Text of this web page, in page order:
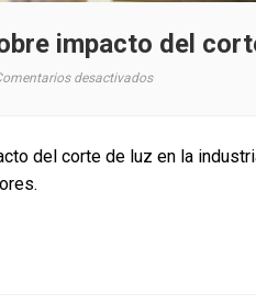
impacto del
desactivadosen
sobre
del corte de luz en la